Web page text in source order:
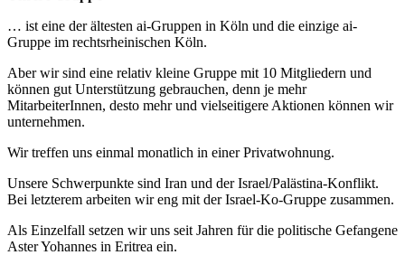
… ist eine der ältesten ai-Gruppen in Köln und die einzige ai-
Gruppe im rechtsrheinischen Köln.
Aber wir sind eine relativ kleine Gruppe mit 10 Mitgliedern und
können gut Unterstützung gebrauchen, denn je mehr
MitarbeiterInnen, desto mehr und vielseitigere Aktionen können wir
unternehmen.
Wir treffen uns einmal monatlich in einer Privatwohnung.
Unsere Schwerpunkte sind Iran und der Israel/Palästina-Konflikt.
Bei letzterem arbeiten wir eng mit der Israel-Ko-Gruppe zusammen.
Als Einzelfall setzen wir uns seit Jahren für die politische Gefangene
Aster Yohannes in Eritrea ein.